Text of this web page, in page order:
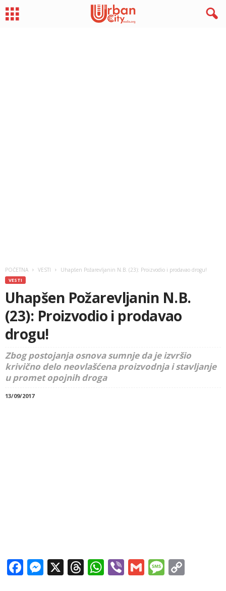
POČETNA VESTI Uhapšen Požarevljanin N.B. (23): Proizvodio i prodavao drogu!
VESTI
Uhapšen Požarevljanin N.B.
(23): Proizvodio i prodavao
drogu!
Zbog postojanja osnova sumnje da je izvršio
krivično delo neovlašćena proizvodnja i stavljanje
u promet opojnih droga
13/09/2017
Facebook
Messenger
X Threads
WhatsApp
ViberGmail